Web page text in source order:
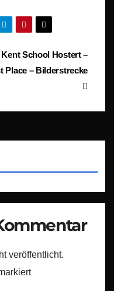
Kent School Hostert –
Place – Bilderstrecke
veröffentlicht.